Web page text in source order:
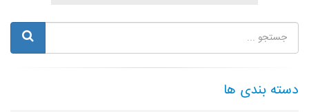
دسته بندی ها